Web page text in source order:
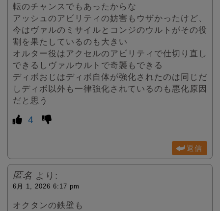
転のチャンスでもあったからな
アッシュのアビリティの妨害もウザかったけど、
今はヴァルのミサイルとコンジのウルトがその役
割を果たしているのも大きい
オルター役はアクセルのアビリティで仕切り直し
できるしヴァルウルトで奇襲もできる
ディボおじはディボ自体が強化されたのは同じだ
しディボ以外も一律強化されているのも悪化原因
だと思う
4
返信
匿名 より:
6月 1, 2026 6:17 pm
オクタンの鉄壁も